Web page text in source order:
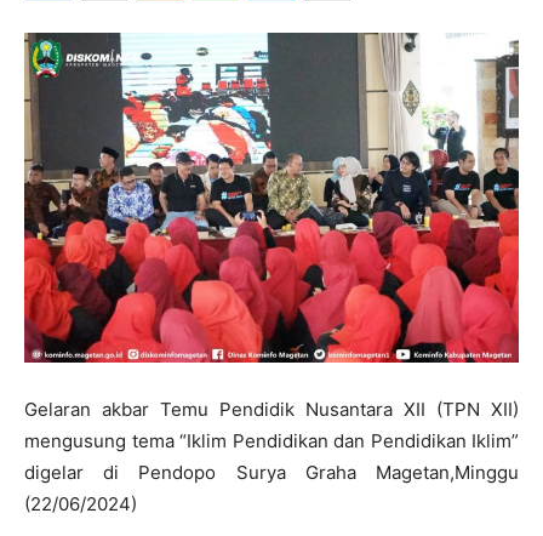
Gelaran akbar Temu Pendidik Nusantara XII (TPN XII)
mengusung tema “Iklim Pendidikan dan Pendidikan Iklim”
digelar di Pendopo Surya Graha Magetan,Minggu
(22/06/2024)